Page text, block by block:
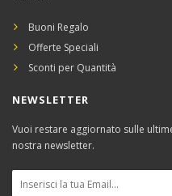
Buoni Regalo
Offerte Speciali
Sconti per Quantità
NEWSLETTER
Vuoi restare aggiornato sulle
nostra newsletter.